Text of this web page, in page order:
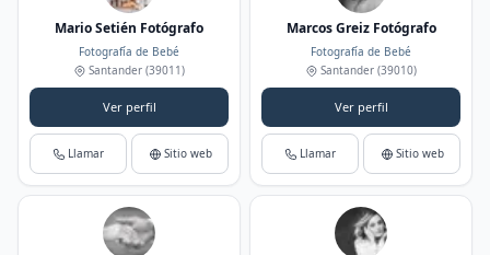
Mario Setién Fotógrafo
Fotografía de Bebé
Santander (39011)
Ver perfil
Llamar Sitio web
Marcos Greiz Fotógrafo
Fotografía de Bebé
Santander (39010)
Ver perfil
Llamar Sitio web